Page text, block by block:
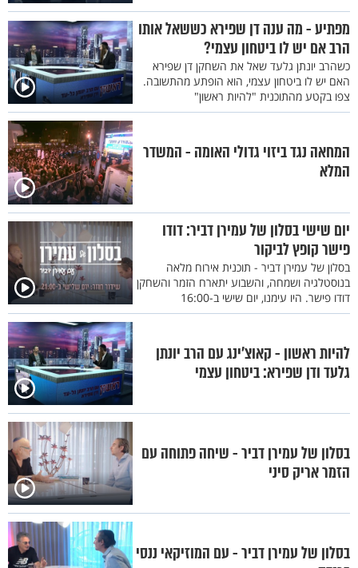
מפתיע - מה ענה דן שפירא כששאל אותו
הרב אם יש לו ביטחון עצמי?
כשהרב יונתן גלעד שאל את השחקן דן שפירא
האם יש לו ביטחון עצמי, הוא הופתע מהתשובה.
צפו בקטע מהתוכנית "להיות ראשון"
המחאה נגד ביזוי גדולי האומה - המשדר
המלא
יום שישי בסלון של עמירן דביר: דודו
פישר קופץ לביקור
בסלון של עמירן דביר - תוכנית אירוח מלאה
בנוסטלגיה ושמחה, והשבוע יתארח הזמר והשחקן
דודו פישר. היו עימנו, יום שישי ב-16:00
להיות ראשון - קאוצ’ינג עם הרב יונתן
גלעד ודן שפירא: ביטחון עצמי
בסלון של עמירן דביר - שיחה פתוחה עם
הזמר אריק סיני
בסלון של עמירן דביר - עם המוזיקאי ננסי